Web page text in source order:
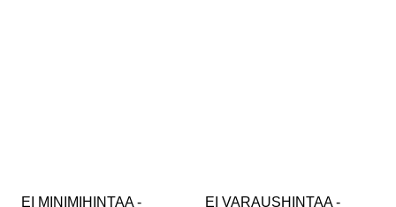
EI MINIMIHINTAA -
EI VARAUSHINTAA -